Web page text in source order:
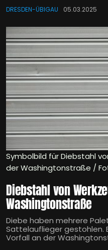
DRESDEN-ÜBIGAU 05.03.2025
Symbolbild für Diebstahl
der Washingtonstraße /
Diebstahl von
Washingtonstraße
Diebe haben mehrere
Sattelauflieger gestohlen.
Vorfall an der